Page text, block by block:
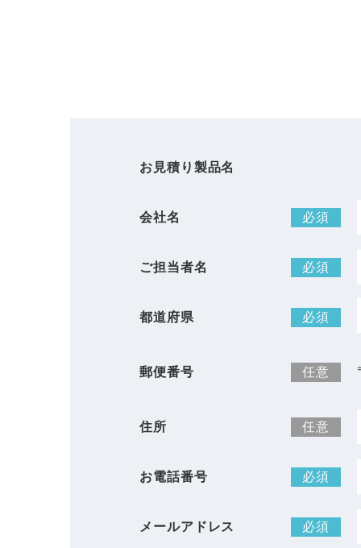
お見積り製品名
会社名 必須
ご担当者名 必須
都道府県 必須
郵便番号 任意
住所 任意
お電話番号 必須
メールアドレス 必須